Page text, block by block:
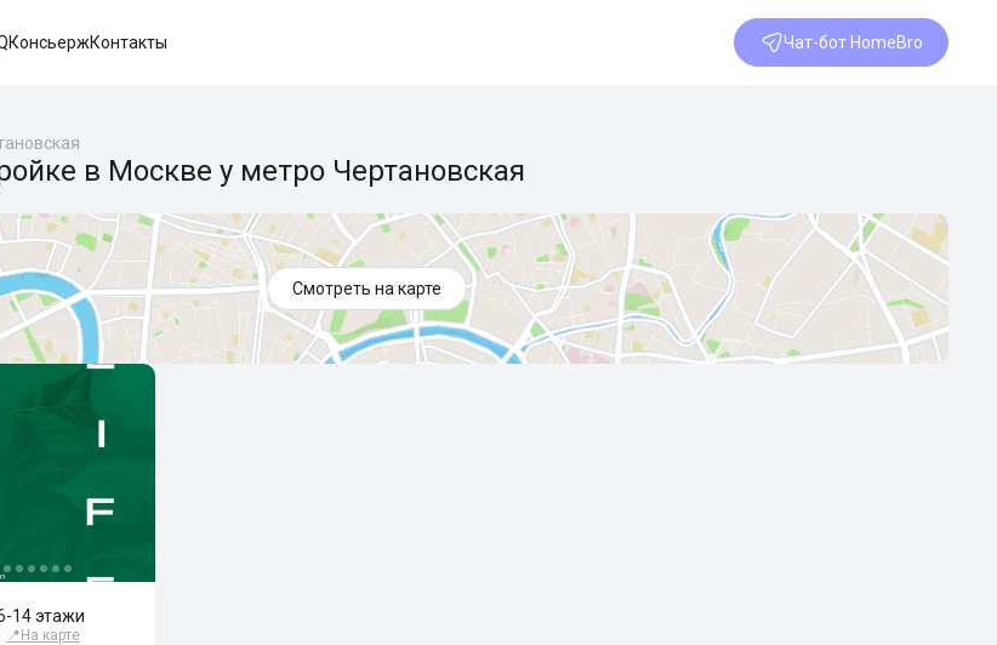
КонсьержКонтакты Чат-бот HomeBro
в Москве у метро Чертановская
Смотреть на карте
14 этажи
📍 На карте